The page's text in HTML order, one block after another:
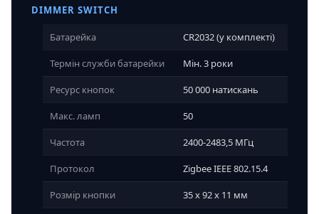
DIMMER SWITCH
Батарейка CR2032 (у комплекті)
Термін служби батарейки Мін. 3 роки
Ресурс кнопок 50 000 натискань
Макс. ламп 50
Частота 2400-2483,5 МГц
Протокол Zigbee IEEE 802.15.4
Розмір кнопки 35 x 92 x 11 мм